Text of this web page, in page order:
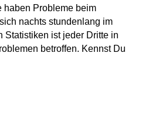
haben Probleme beim
nachts stundenlang im
Statistiken ist jeder Dritte in
betroffen. Kennst Du